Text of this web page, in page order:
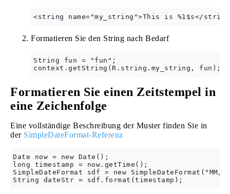
Formatieren Sie den String nach Bedarf
String fun = "fun";
Formatieren Sie einen Zeitstempel in
eine Zeichenfolge
Eine vollständige Beschreibung der Muster finden Sie in
der SimpleDateFormat-Referenz
Date now = new Date();
long timestamp = now.getTime();
SimpleDateFormat sdf = new